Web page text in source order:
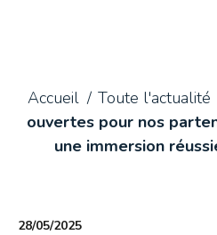
Accueil Toute l'actualité
ouvertes pour nos
une immersion
28/05/2025